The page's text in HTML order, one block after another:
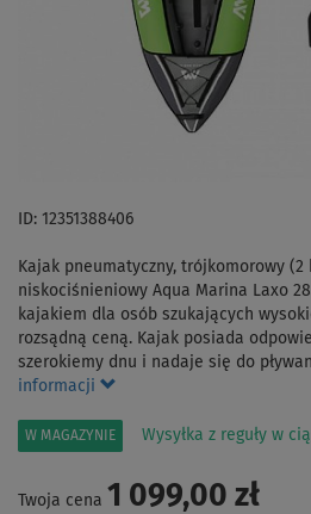
ID: 12351388406
Kajak pneumatyczny, trójkomorowy (2
niskociśnieniowy Aqua Marina Laxo
kajakiem dla osób szukających
rozsądną ceną. Kajak posiada
szerokiemy dnu i nadaje się do
informacji
W MAGAZYNIE Wysyłka z reguły w
Twoja cena 1 099,00 zł